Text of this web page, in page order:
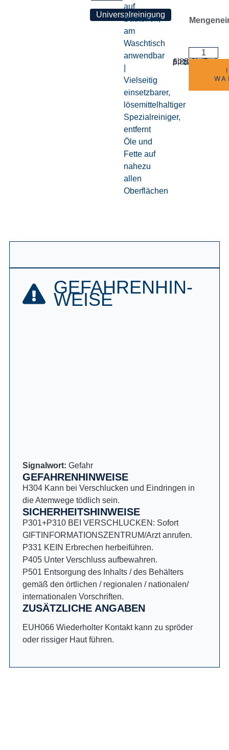
auf
Bauteilen,
am
Waschtisch
anwendbar
Vielseitig
einsetzbarer,
lösemittelhaltiger
Spezialreiniger,
entfernt
Öle und
Fette auf
nahezu
allen
Oberflächen
ab
6,85€
/l zzgl.
GEFAHREN­HIN­
WEISE
Signalwort: Gefahr
GEFAHRENHINWEISE
H304 Kann bei Verschlucken und Eindringen in
die Atemwege tödlich sein.
SICHERHEITSHINWEISE
P301+P310 BEI VERSCHLUCKEN: Sofort
GIFTINFORMATIONSZENTRUM/Arzt anrufen.
P331 KEIN Erbrechen herbeiführen.
P405 Unter Verschluss aufbewahren.
P501 Entsorgung des Inhalts / des Behälters
gemäß den örtlichen / regionalen / nationalen/
internationalen Vorschriften.
ZUSÄTZLICHE ANGABEN
EUH066 Wiederholter Kontakt kann zu spröder
oder rissiger Haut führen.